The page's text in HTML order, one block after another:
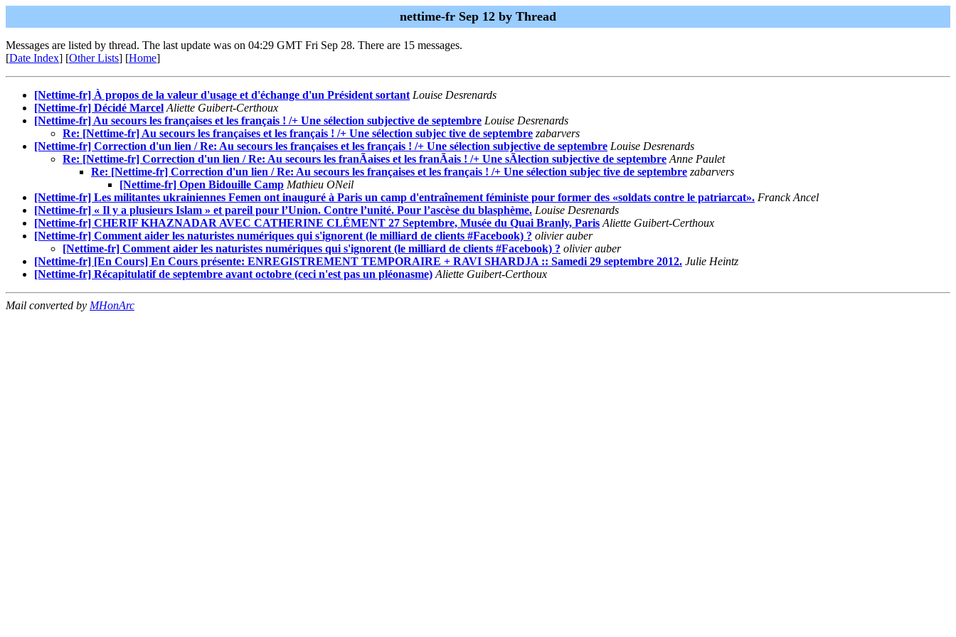
nettime-fr Sep 12 by Thread
Messages are listed by thread. The last update was on 04:29 GMT Fri Sep 28. There are 15 messages.
[Date Index] [Other Lists] [Home]
[Nettime-fr] À propos de la valeur d'usage et d'échange d'un Président sortant Louise Desrenards
[Nettime-fr] Décidé Marcel Aliette Guibert-Certhoux
[Nettime-fr] Au secours les françaises et les français ! /+ Une sélection subjective de septembre Louise Desrenards
Re: [Nettime-fr] Au secours les françaises et les français ! /+ Une sélection subjec tive de septembre zabarvers
[Nettime-fr] Correction d'un lien / Re: Au secours les françaises et les français ! /+ Une sélection subjective de septembre Louise Desrenards
Re: [Nettime-fr] Correction d'un lien / Re: Au secours les franÃaises et les franÃais ! /+ Une sÃlection subjective de septembre Anne Paulet
Re: [Nettime-fr] Correction d'un lien / Re: Au secours les françaises et les français ! /+ Une sélection subjec tive de septembre zabarvers
[Nettime-fr] Open Bidouille Camp Mathieu ONeil
[Nettime-fr] Les militantes ukrainiennes Femen ont inauguré à Paris un camp d'entraînement féministe pour former des «soldats contre le patriarcat». Franck Ancel
[Nettime-fr] « Il y a plusieurs Islam » et pareil pour l’Union. Contre l’unité. Pour l’ascèse du blasphème. Louise Desrenards
[Nettime-fr] CHERIF KHAZNADAR AVEC CATHERINE CLÉMENT 27 Septembre, Musée du Quai Branly, Paris Aliette Guibert-Certhoux
[Nettime-fr] Comment aider les naturistes numériques qui s'ignorent (le milliard de clients #Facebook) ? olivier auber
[Nettime-fr] Comment aider les naturistes numériques qui s'ignorent (le milliard de clients #Facebook) ? olivier auber
[Nettime-fr] [En Cours] En Cours présente: ENREGISTREMENT TEMPORAIRE + RAVI SHARDJA :: Samedi 29 septembre 2012. Julie Heintz
[Nettime-fr] Récapitulatif de septembre avant octobre (ceci n'est pas un pléonasme) Aliette Guibert-Certhoux
Mail converted by MHonArc